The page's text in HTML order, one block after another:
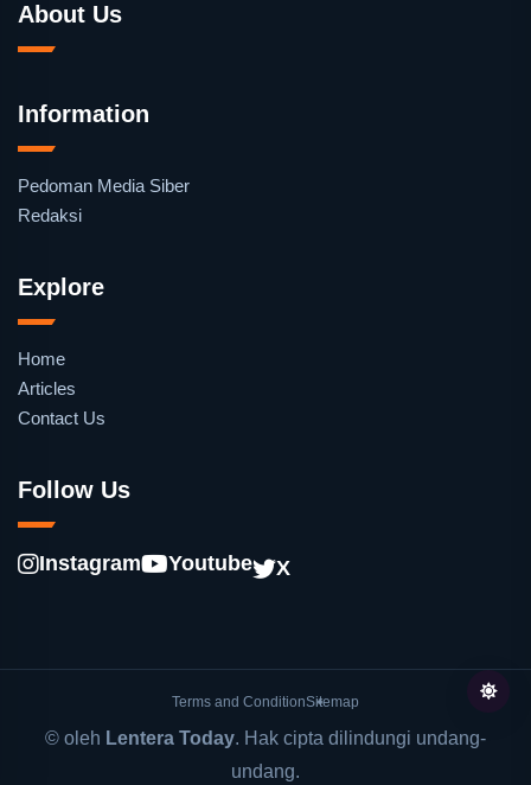
About Us
Information
Pedoman Media Siber
Redaksi
Explore
Home
Articles
Contact Us
Follow Us
Instagram Youtube X
Terms and ConditionSitemap
© oleh Lentera Today. Hak cipta dilindungi undang-
undang.